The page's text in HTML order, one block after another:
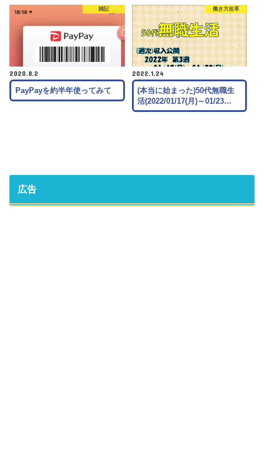
雑記
2020.8.2
PayPayを約半年使ってみて
働き方改革
2022.1.24
(本当に始まった)50代無職生
活(2022/01/17(月)～01/23…
広告